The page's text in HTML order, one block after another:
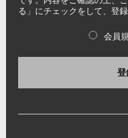
る」にチェックをして、登
会員
登